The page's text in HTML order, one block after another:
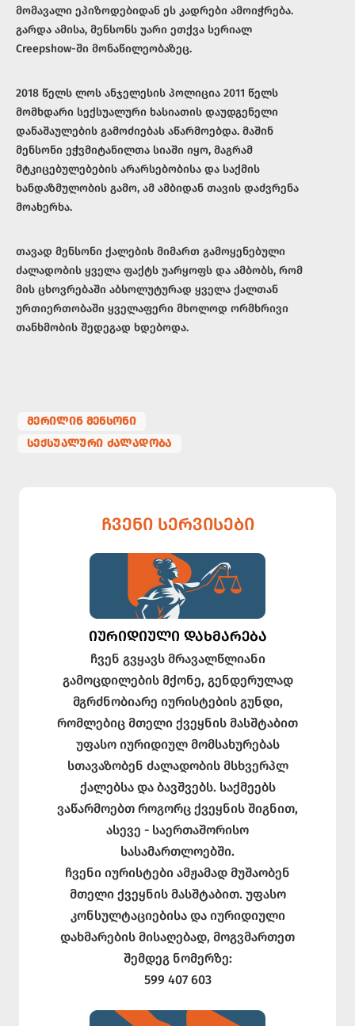
მომავალი ეპიზოდებიდან ეს კადრები ამოიჭრება.
გარდა ამისა, მენსონს უარი ეთქვა სერიალ
Creepshow-ში მონაწილეობაზეც.
2018 წელს ლოს ანჯელესის პოლიცია 2011 წელს
მომხდარი სექსუალური ხასიათის დაუდგენელი
დანაშაულების გამოძიებას აწარმოებდა. მაშინ
მენსონი ეჭვმიტანილთა სიაში იყო, მაგრამ
მტკიცებულებების არარსებობისა და საქმის
ხანდაზმულობის გამო, ამ ამბიდან თავის დაძვრენა
მოახერხა.
თავად მენსონი ქალების მიმართ გამოყენებული
ძალადობის ყველა ფაქტს უარყოფს და ამბობს, რომ
მის ცხოვრებაში აბსოლუტურად ყველა ქალთან
ურთიერთობაში ყველაფერი მხოლოდ ორმხრივი
თანხმობის შედეგად ხდებოდა.
ᲛᲔᲠᲘᲚᲘᲜ ᲛᲔᲜᲡᲝᲜᲘ
ᲡᲔᲥᲡᲣᲐᲚᲣᲠᲘ ᲫᲐᲚᲐᲓᲝᲑᲐ
ᲩᲕᲔᲜᲘ ᲡᲔᲠᲕᲘᲡᲔᲑᲘ
ᲘᲣᲠᲘᲓᲘᲣᲚᲘ ᲓᲐᲮᲛᲐᲠᲔᲑᲐ
ჩვენ გვყავს მრავალწლიანი
გამოცდილების მქონე, გენდერულად
მგრძნობიარე იურისტების გუნდი,
რომლებიც მთელი ქვეყნის მასშტაბით
უფასო იურიდიულ მომსახურებას
სთავაზობენ ძალადობის მსხვერპლ
ქალებსა და ბავშვებს. საქმეებს
ვაწარმოებთ როგორც ქვეყნის შიგნით,
ასევე - საერთაშორისო
სასამართლოებში.
ჩვენი იურისტები ამჟამად მუშაობენ
მთელი ქვეყნის მასშტაბით. უფასო
კონსულტაციებისა და იურიდიული
დახმარების მისაღებად, მოგვმართეთ
შემდეგ ნომერზე:
599 407 603